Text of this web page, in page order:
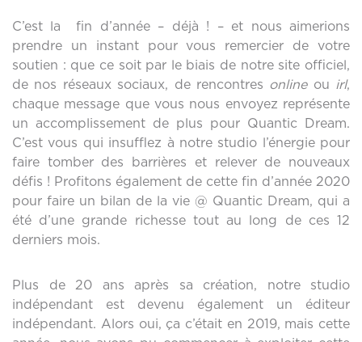
C’est la fin d’année – déjà ! – et nous aimerions
prendre un instant pour vous remercier de votre
soutien : que ce soit par le biais de notre site officiel,
de nos réseaux sociaux, de rencontres online ou irl,
chaque message que vous nous envoyez représente
un accomplissement de plus pour Quantic Dream.
C’est vous qui insufflez à notre studio l’énergie pour
faire tomber des barrières et relever de nouveaux
défis ! Profitons également de cette fin d’année 2020
pour faire un bilan de la vie @ Quantic Dream, qui a
été d’une grande richesse tout au long de ces 12
derniers mois.
Plus de 20 ans après sa création, notre studio
indépendant est devenu également un éditeur
indépendant. Alors oui, ça c’était en 2019, mais cette